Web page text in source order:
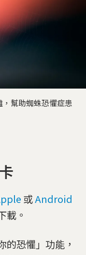
，幫助蜘蛛恐懼症患
或Android
載。
的恐懼」功能，